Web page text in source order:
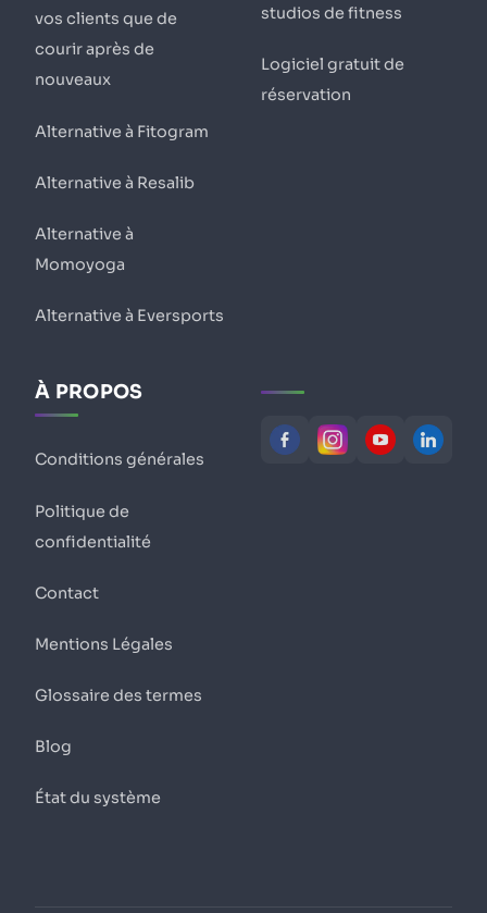
vos clients que de
courir après de
nouveaux
Alternative à Fitogram
Alternative à Resalib
Alternative à
Momoyoga
Alternative à Eversports
studios de fitness
Logiciel gratuit de
réservation
À PROPOS
Conditions générales
Politique de
confidentialité
Contact
Mentions Légales
Glossaire des termes
Blog
État du système